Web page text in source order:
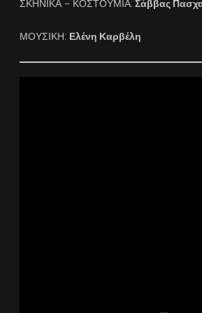
ΣΚΗΝΙΚΑ – ΚΟΣΤΟΥΜΙΑ: Σάββας
ΜΟΥΣΙΚΗ: Ελένη Καρβέλη